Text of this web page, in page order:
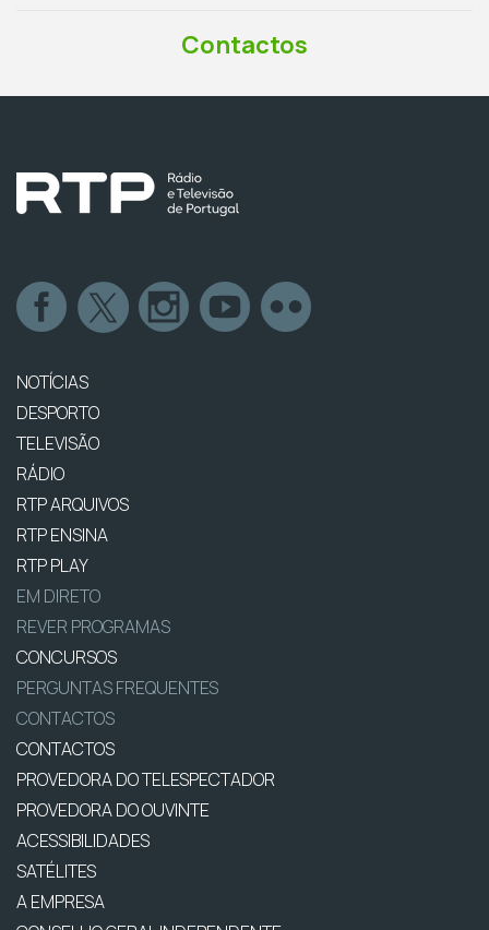
Contactos
NOTÍCIAS
DESPORTO
TELEVISÃO
RÁDIO
RTP ARQUIVOS
RTP ENSINA
RTP PLAY
EM DIRETO
REVER PROGRAMAS
CONCURSOS
PERGUNTAS FREQUENTES
CONTACTOS
CONTACTOS
PROVEDORA DO TELESPECTADOR
PROVEDORA DO OUVINTE
ACESSIBILIDADES
SATÉLITES
A EMPRESA